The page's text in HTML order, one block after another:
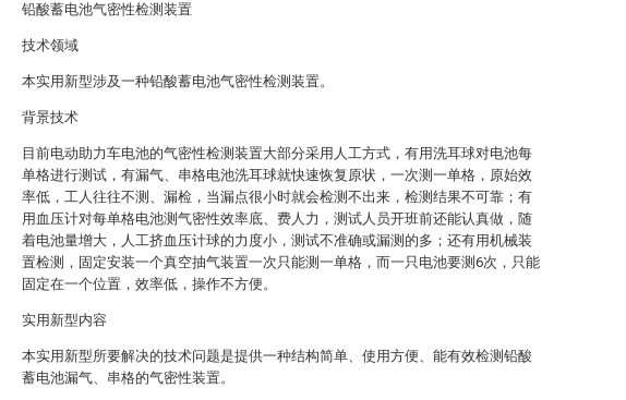
铅酸蓄电池气密性检测装置
技术领域
本实用新型涉及一种铅酸蓄电池气密性检测装置。
背景技术
目前电动助力车电池的气密性检测装置大部分采用人工方式，有用洗耳球对电池每
单格进行测试，有漏气、串格电池洗耳球就快速恢复原状，一次测一单格，原始效
率低，工人往往不测、漏检，当漏点很小时就会检测不出来，检测结果不可靠；有
用血压计对每单格电池测气密性效率底、费人力，测试人员开班前还能认真做，随
着电池量增大，人工挤血压计球的力度小，测试不准确或漏测的多；还有用机械装
置检测，固定安装一个真空抽气装置一次只能测一单格，而一只电池要测6次，只能
固定在一个位置，效率低，操作不方便。
实用新型内容
本实用新型所要解决的技术问题是提供一种结构简单、使用方便、能有效检测铅酸
蓄电池漏气、串格的气密性装置。